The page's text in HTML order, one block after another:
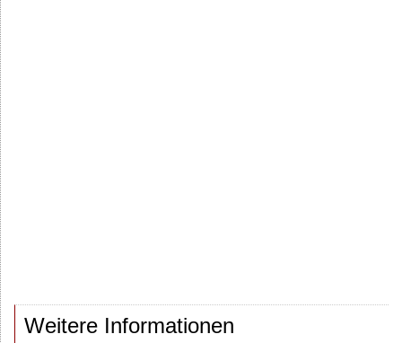
Weitere Informationen